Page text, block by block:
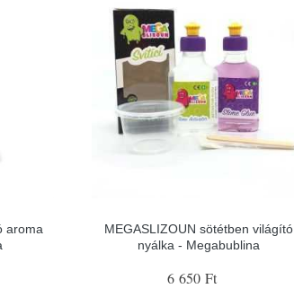
aroma
MEGASLIZOUN sötétben világító
nyálka - Megabublina
6 650 Ft